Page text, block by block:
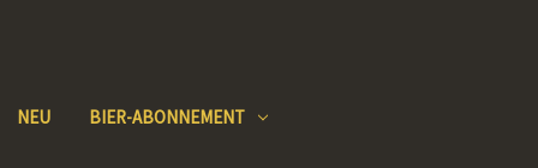
NEU BIER-ABONNEMENT